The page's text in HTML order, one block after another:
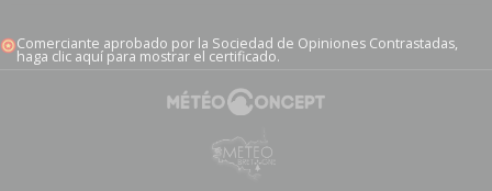
Comerciante aprobado por la Sociedad de Opiniones Contrastadas,
haga clic aquí para mostrar el certificado.